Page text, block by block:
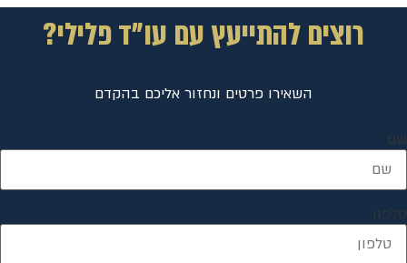
רוצים להתייעץ עם עו"ד פלילי?
השאירו פרטים ונחזור אליכם בהקדם
שם
טלפון